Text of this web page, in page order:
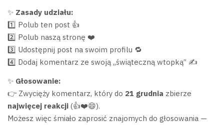
✨ Zasady udziału:
1️⃣ Polub ten post 👍
2️⃣ Polub naszą stronę ❤️
3️⃣ Udostępnij post na swoim profilu 🔁
4️⃣ Dodaj komentarz ze swoją „świąteczną wtopką” ✍️
✨ Głosowanie:
👉 Zwycięży komentarz, który do 21 grudnia zbierze
najwięcej reakcji (👍❤️😄).
Możesz więc śmiało zaprosić znajomych do głosowania —